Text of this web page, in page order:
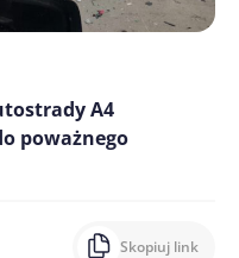
A4
poważnego
Skopiuj link